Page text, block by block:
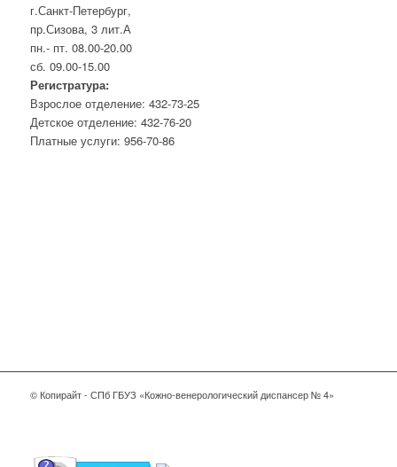
г.Санкт-Петербург,
пр.Сизова, 3 лит.А
пн.- пт. 08.00-20.00
сб. 09.00-15.00
Регистратура:
Взрослое отделение: 432-73-25
Детское отделение: 432-76-20
Платные услуги: 956-70-86
© Копирайт - СПб ГБУЗ «Кожно-венерологический диспансер № 4»